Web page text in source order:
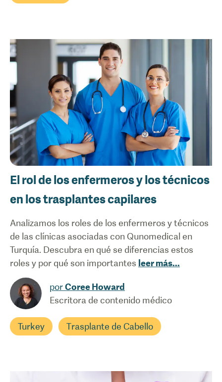
El rol de los enfermeros y los técnicos
en los trasplantes capilares
Analizamos los roles de los enfermeros y técnicos
de las clínicas asociadas con Qunomedical en
Turquía. Descubra en qué se diferencias estos
roles y por qué son importantes leer más...
porCoree Howard
Escritora de contenido médico
Turkey Trasplante de Cabello